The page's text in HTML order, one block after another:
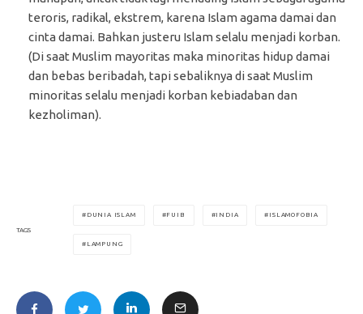
teroris, radikal, ekstrem, karena Islam agama damai dan
cinta damai. Bahkan justeru Islam selalu menjadi korban.
(Di saat Muslim mayoritas maka minoritas hidup damai
dan bebas beribadah, tapi sebaliknya di saat Muslim
minoritas selalu menjadi korban kebiadaban dan
kezholiman).
TAGS
DUNIA ISLAM FUIB INDIA ISLAMOFOBIA
LAMPUNG